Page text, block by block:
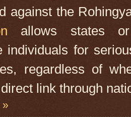
against the
allows states or
individuals for
regardless of
link through
»